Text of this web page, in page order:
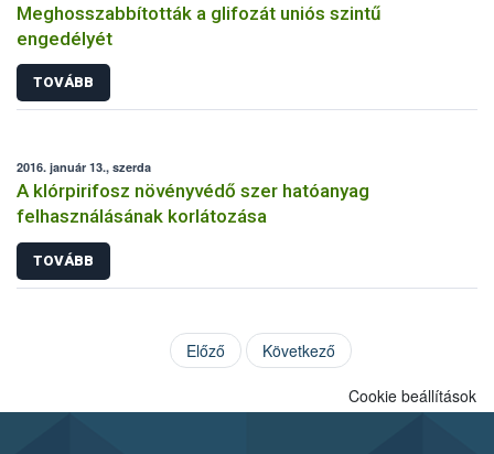
Meghosszabbították a glifozát uniós szintű
engedélyét
TOVÁBB
2016. január 13., szerda
A klórpirifosz növényvédő szer hatóanyag
felhasználásának korlátozása
TOVÁBB
Előző Következő
Cookie beállítások